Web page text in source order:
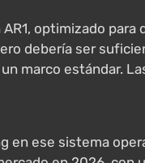
optimizado
debería ser
marco estándar.
en ese sistema